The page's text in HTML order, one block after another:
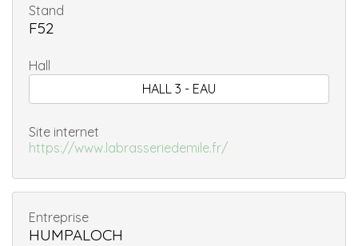
Stand
F52
Hall
HALL 3 - EAU
Site internet
https://www.labrasseriedemile.fr/
Entreprise
HUMPALOCH